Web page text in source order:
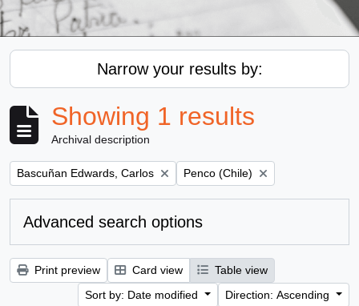
Narrow your results by:
Showing 1 results
Archival description
Remove filter:
Bascuñan Edwards, Carlos Remove filter:
Penco (Chile)
Advanced search options
Print preview Card view
Table view
Sort by: Date modified
Direction: Ascending